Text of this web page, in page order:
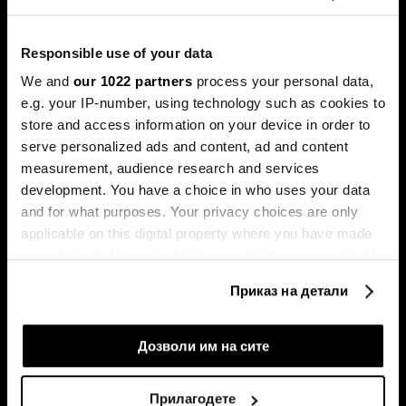
Responsible use of your data
We and our 1022 partners process your personal data,
e.g. your IP-number, using technology such as cookies to
store and access information on your device in order to
serve personalized ads and content, ad and content
measurement, audience research and services
development. You have a choice in who uses your data
and for what purposes. Your privacy choices are only
applicable on this digital property where you have made
If you allow, we would also like to:
Collect information about your geographical
Приказ на детали
Дозволи им на сите
Прилагодете
фудбалот и пазарот што се менува под влијание на
Какво влијание ќе има
Светското првенство врз
ФИФА е победник на
Мундијалот, но вредноста на